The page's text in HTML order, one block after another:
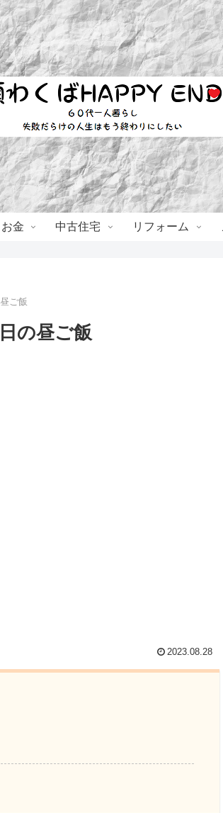
お金 中古住宅 リフォーム
ご飯
の昼ご飯
2023.08.28